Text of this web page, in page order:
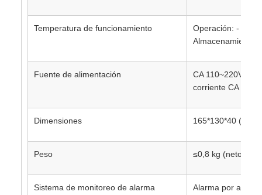
Temperatura de funcionamiento
Operación: - 10°C
Almacenamiento:
Fuente de alimentación
CA
corriente CA
Dimensiones 165*130*40
Peso ≤0,8 kg (neto)
Sistema de monitoreo de alarma
Alarma por